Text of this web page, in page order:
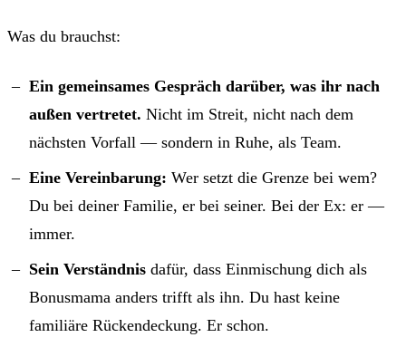
Was du brauchst:
Ein gemeinsames Gespräch darüber, was ihr nach
außen vertretet. Nicht im Streit, nicht nach dem
nächsten Vorfall — sondern in Ruhe, als Team.
Eine Vereinbarung: Wer setzt die Grenze bei wem?
Du bei deiner Familie, er bei seiner. Bei der Ex: er —
immer.
Sein Verständnis dafür, dass Einmischung dich als
Bonusmama anders trifft als ihn. Du hast keine
familiäre Rückendeckung. Er schon.